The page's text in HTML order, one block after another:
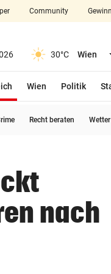
closeSchließen
arrow_right
Community
30°C Wien
Wien
Politik
Recht beraten Wetter
nach